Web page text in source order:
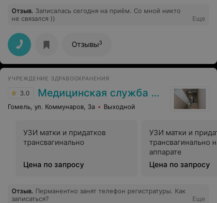
Отзыв. Записалась сегодня на приём. Со мной никто
не связался ))
Еще
Отзывы3
УЧРЕЖДЕНИЕ ЗДРАВООХРАНЕНИЯ
3.0 Медицинская служба ДФиТ МВД по Гомельской области
Гомель, ул. Коммунаров, 3а Выходной
УЗИ матки и придатков
трансвагинально
Цена по запросу
УЗИ матки и
трансвагинально
аппарате
Цена по запросу
Отзыв. Перманентно занят телефон регистратуры. Как
записаться?
Еще